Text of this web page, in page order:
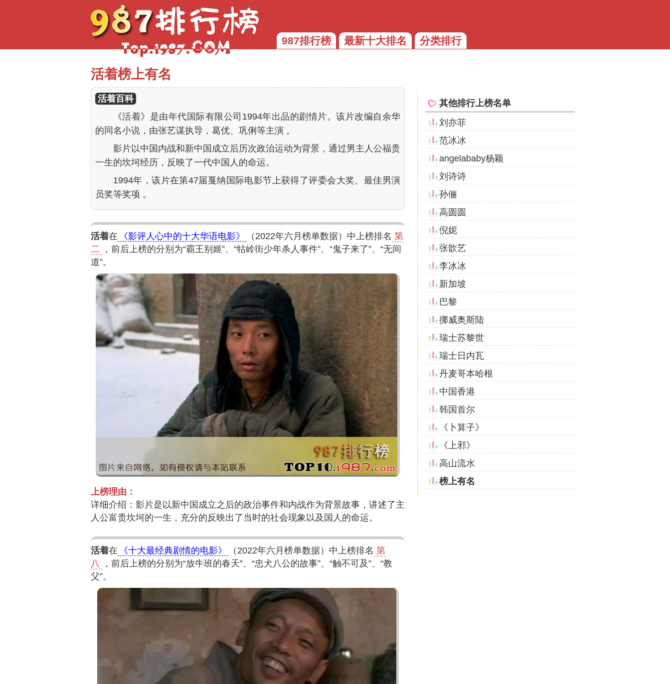
987排行榜 最新十大排名 分类排行
活着榜上有名
活着百科
《活着》是由年代国际有限公司1994年出品的剧情片。该片改编自余华
的同名小说，由张艺谋执导，葛优、巩俐等主演 。
影片以中国内战和新中国成立后历次政治运动为背景，通过男主人公福贵
一生的坎坷经历，反映了一代中国人的命运。
1994年，该片在第47届戛纳国际电影节上获得了评委会大奖、最佳男演
员奖等奖项 。
活着在 《影评人心中的十大华语电影》 （2022年六月榜单数据）中上榜排名 第
二
，前后上榜的分别为“霸王别姬”、“牯岭街少年杀人事件”、“鬼子来了”、“无间
道”。
上榜理由：
详细介绍：影片是以新中国成立之后的政治事件和内战作为背景故事，讲述了主
人公富贵坎坷的一生，充分的反映出了当时的社会现象以及国人的命运。
活着在 《十大最经典剧情的电影》 （2022年六月榜单数据）中上榜排名 第
八
，前后上榜的分别为“放牛班的春天”、“忠犬八公的故事”、“触不可及”、“教
父”。
其他排行上榜名单
刘亦菲
范冰冰
angelababy杨颖
刘诗诗
孙俪
高圆圆
倪妮
张歆艺
李冰冰
新加坡
巴黎
挪威奥斯陆
瑞士苏黎世
瑞士日内瓦
丹麦哥本哈根
中国香港
韩国首尔
《卜算子》
《上邪》
高山流水
榜上有名